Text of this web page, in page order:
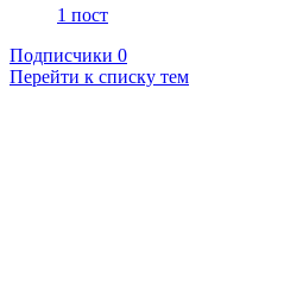
1 пост
Подписчики 0
Перейти к списку тем